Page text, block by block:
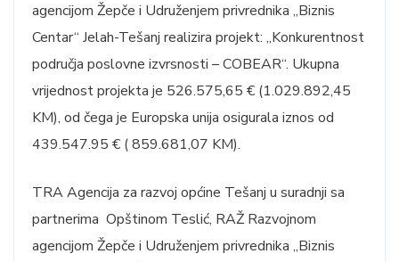
agencijom Žepče i Udruženjem privrednika „Biznis
Centar“ Jelah-Tešanj realizira projekt: „Konkurentnost
područja poslovne izvrsnosti – COBEAR“. Ukupna
vrijednost projekta je 526.575,65 € (1.029.892,45
KM), od čega je Europska unija osigurala iznos od
439.547.95 € ( 859.681,07 KM).
TRA Agencija za razvoj općine Tešanj u suradnji sa
partnerima Opštinom Teslić, RAŽ Razvojnom
agencijom Žepče i Udruženjem privrednika „Biznis